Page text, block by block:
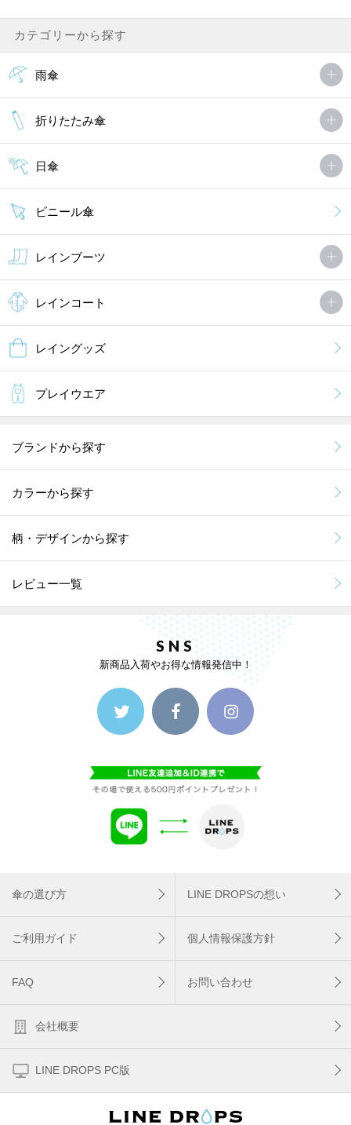
カテゴリーから探す
雨傘
折りたたみ傘
日傘
ビニール傘
レインブーツ
レインコート
レイングッズ
プレイウエア
ブランドから探す
カラーから探す
柄・デザインから探す
レビュー一覧
SNS
新商品入荷やお得な情報発信中！
傘の選び方 LINE DROPSの想い
ご利用ガイド 個人情報保護方針
FAQ お問い合わせ
会社概要
LINE DROPS PC版